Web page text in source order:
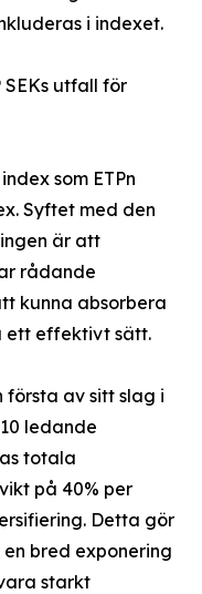
i indexet.
SEKs utfall för
som ETPn
Syftet med den
är att
rådande
kunna absorbera
ett effektivt sätt.
första av sitt slag i
ledande
totala
på 40% per
Detta gör
bred exponering
starkt